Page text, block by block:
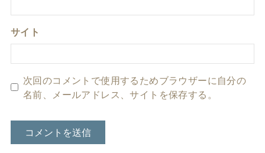
サイト
次回のコメントで使用するためブラウザーに自分の
名前、メールアドレス、サイトを保存する。